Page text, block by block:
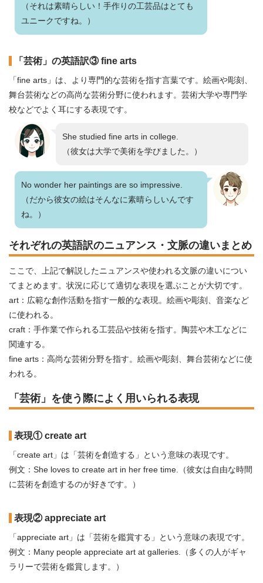
（それは素晴らしい！手作りの工芸品はとても
ユニークですね。）
「芸術」の英語訳③ fine arts
「fine arts」は、より専門的な芸術を指す言葉です。絵画や彫刻、
舞台芸術などの高尚な芸術分野に使われます。芸術大学や専門学
校などでよく耳にする表現です。
She studied fine arts in college.
（彼女は大学で美術を学びました。）
No wonder her paintings are so impressive.
（だから彼女の絵はそんなに素晴らしいんです
ね。）
それぞれの英語訳のニュアンス・文脈の違いまとめ
ここで、上記で解説したニュアンスや使われる文脈の違いについ
てまとめます。状況に応じて適切な表現を選ぶことが大切です。
art：広範な創作活動を指す一般的な表現。絵画や彫刻、音楽など
に使われる。
craft：手作業で作られる工芸品や技術を指す。陶芸や木工などに
関連する。
fine arts：高尚な芸術分野を指す。絵画や彫刻、舞台芸術などに使
われる。
「芸術」を使う際によく用いられる表現
表現① create art
「create art」は「芸術を創造する」という意味の表現です。
例文：She loves to create art in her free time.（彼女は自由な時間
に芸術を創造するのが好きです。）
表現② appreciate art
「appreciate art」は「芸術を鑑賞する」という意味の表現です。
例文：Many people appreciate art at galleries.（多くの人がギャ
ラリーで芸術を鑑賞します。）